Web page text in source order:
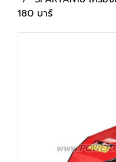
180 บาร์